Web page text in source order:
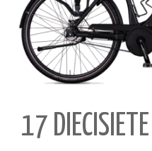
17 DIECISIETE